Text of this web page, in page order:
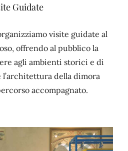
Guidate
visite guidate al
offrendo al pubblico la
agli ambienti storici e di
della dimora
accompagnato.